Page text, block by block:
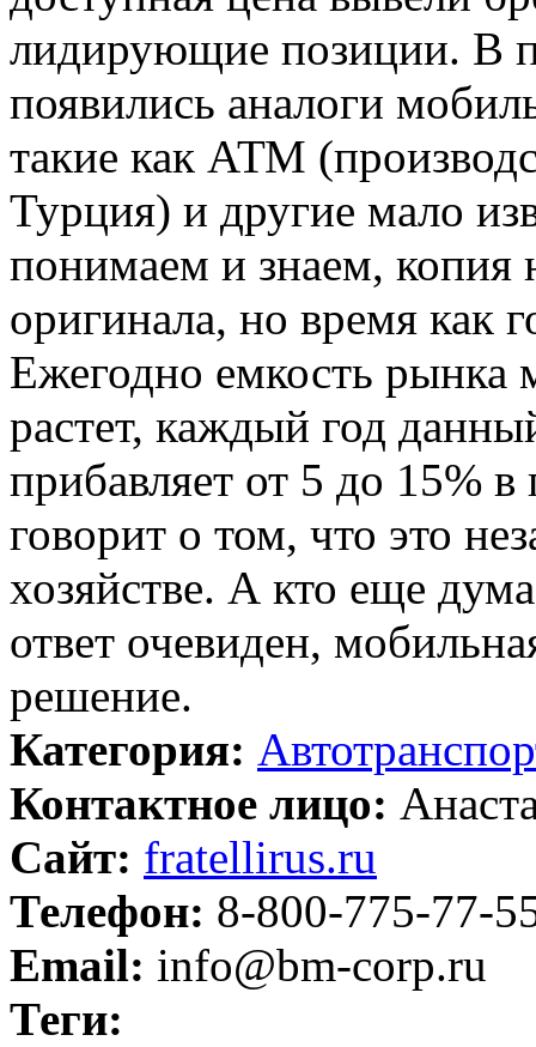
лидирующие позиции. В
появились аналоги
такие как АТМ
Турция) и другие мало
понимаем и знаем, копия
оригинала, но время как
Ежегодно емкость
растет, каждый год
прибавляет от 5 до 15%
говорит о том, что это
хозяйстве. А кто еще
ответ очевиден,
решение.
Категория:
Контактное лицо:
Сайт: fratellirus.ru
Телефон: 8-800-775-77-
Email: info@bm-corp.ru
Теги: